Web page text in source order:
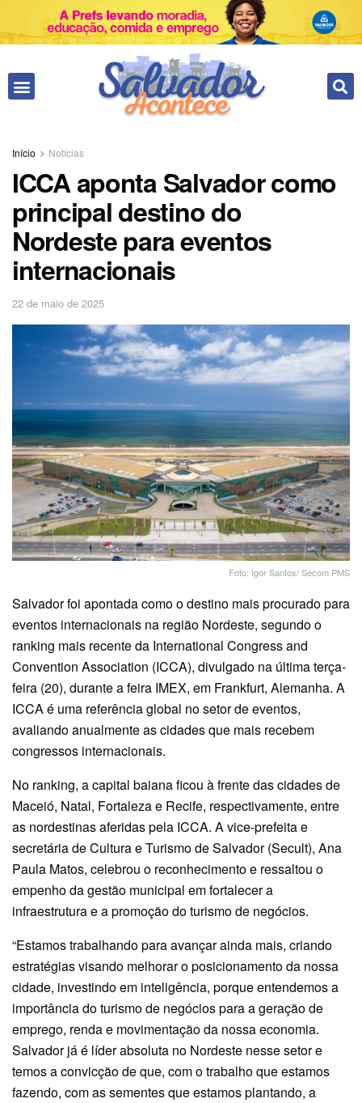
Início Notícias
ICCA aponta Salvador como
principal destino do
Nordeste para eventos
internacionais
22 de maio de 2025
Foto: Igor Santos/ Secom PMS
Salvador foi apontada como o destino mais procurado para
eventos internacionais na região Nordeste, segundo o
ranking mais recente da International Congress and
Convention Association (ICCA), divulgado na última terça-
feira (20), durante a feira IMEX, em Frankfurt, Alemanha. A
ICCA é uma referência global no setor de eventos,
avaliando anualmente as cidades que mais recebem
congressos internacionais.
No ranking, a capital baiana ficou à frente das cidades de
Maceió, Natal, Fortaleza e Recife, respectivamente, entre
as nordestinas aferidas pela ICCA. A vice-prefeita e
secretária de Cultura e Turismo de Salvador (Secult), Ana
Paula Matos, celebrou o reconhecimento e ressaltou o
empenho da gestão municipal em fortalecer a
infraestrutura e a promoção do turismo de negócios.
“Estamos trabalhando para avançar ainda mais, criando
estratégias visando melhorar o posicionamento da nossa
cidade, investindo em inteligência, porque entendemos a
importância do turismo de negócios para a geração de
emprego, renda e movimentação da nossa economia.
Salvador já é líder absoluta no Nordeste nesse setor e
temos a convicção de que, com o trabalho que estamos
fazendo, com as sementes que estamos plantando, a